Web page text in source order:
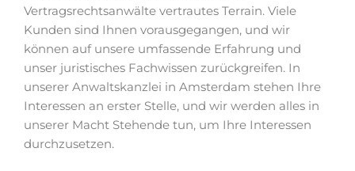
Vertragsrechtsanwälte vertrautes Terrain. Viele
Kunden sind Ihnen vorausgegangen, und wir
können auf unsere umfassende Erfahrung und
unser juristisches Fachwissen zurückgreifen. In
unserer Anwaltskanzlei in Amsterdam stehen Ihre
Interessen an erster Stelle, und wir werden alles in
unserer Macht Stehende tun, um Ihre Interessen
durchzusetzen.